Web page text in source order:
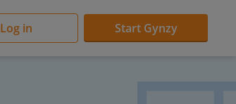
Log in Start Gynzy